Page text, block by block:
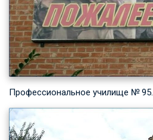
Профессиональное училище № 95.